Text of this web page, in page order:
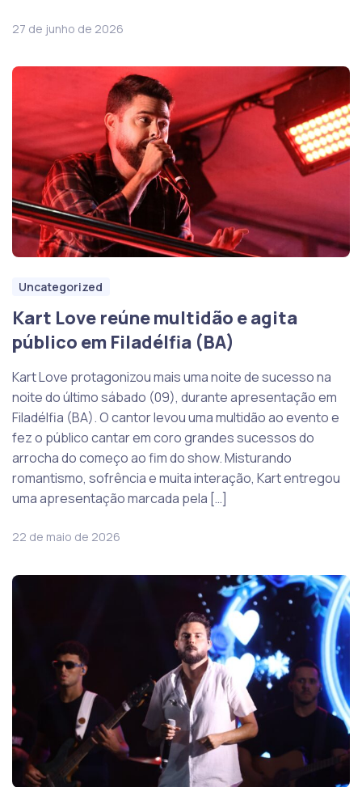
27 de junho de 2026
Uncategorized
Kart Love reúne multidão e agita
público em Filadélfia (BA)
Kart Love protagonizou mais uma noite de sucesso na
noite do último sábado (09), durante apresentação em
Filadélfia (BA). O cantor levou uma multidão ao evento e
fez o público cantar em coro grandes sucessos do
arrocha do começo ao fim do show. Misturando
romantismo, sofrência e muita interação, Kart entregou
uma apresentação marcada pela […]
22 de maio de 2026